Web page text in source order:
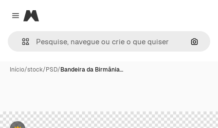
Close menu
Magnific
Início/stock/PSD/Bandeira da Birmânia…